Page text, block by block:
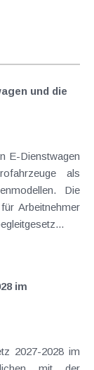
und die
E-Dienstwagen
als
Die
Arbeitnehmer
im
2027-2028 im